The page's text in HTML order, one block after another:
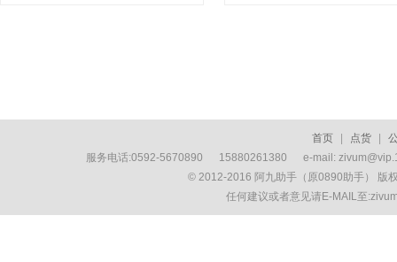
首页 点货
服务电话:0592-5670890 15880261380 e-mail:
© 2012-2016 阿九助手（原0890助手） 版
任何建议或者意见请E-MAIL至